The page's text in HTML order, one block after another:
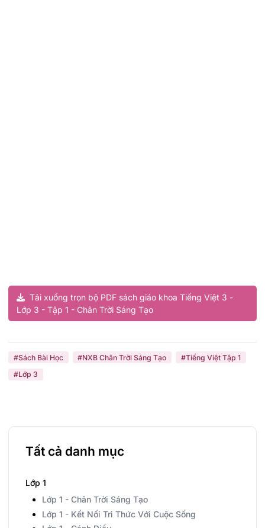
Tải xuống trọn bộ PDF sách giáo khoa Tiếng Việt 3 -
Lớp 3 - Tập 1 - Chân Trời Sáng Tạo
#Sách Bài Học #NXB Chân Trời Sáng Tạo
#Tiếng Việt Tập 1
#Lớp 3
Tất cả danh mục
Lớp 1
Lớp 1 - Chân Trời Sáng Tạo
Lớp 1 - Kết Nối Tri Thức Với Cuộc Sống